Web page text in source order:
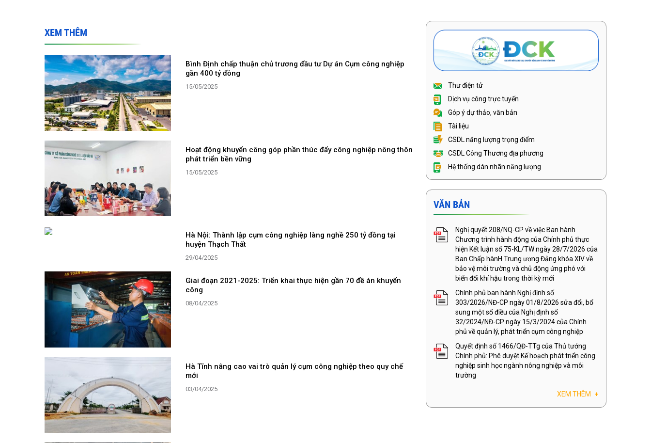
XEM THÊM
Bình Định chấp thuận chủ trương đầu tư Dự án Cụm công nghiệp
gần 400 tỷ đồng
15/05/2025
Hoạt động khuyến công góp phần thúc đẩy công nghiệp nông thôn
phát triển bền vững
15/05/2025
Hà Nội: Thành lập cụm công nghiệp làng nghề 250 tỷ đồng tại
huyện Thạch Thất
29/04/2025
Giai đoạn 2021-2025: Triển khai thực hiện gần 70 đề án khuyến
công
08/04/2025
Hà Tĩnh nâng cao vai trò quản lý cụm công nghiệp theo quy chế
mới
03/04/2025
Thư điện tử
Dịch vụ công trực tuyến
Góp ý dự thảo, văn bản
Tài liệu
CSDL năng lượng trọng điểm
CSDL Công Thương địa phương
Hệ thống dán nhãn năng lượng
VĂN BẢN
Nghị quyết 208/NQ-CP về việc Ban hành
Chương trình hành động của Chính phủ thực
hiện Kết luận số 75-KL/TW ngày 28/7/2026 của
Ban Chấp hànH Trung ương Đảng khóa XIV về
bảo vệ môi trường và chủ động ứng phó với
biến đổi khí hậu trong thời kỳ mới
Chính phủ ban hành Nghị định số
303/2026/NĐ-CP ngày 01/8/2026 sửa đổi, bổ
sung một số điều của Nghị định số
32/2024/NĐ-CP ngày 15/3/2024 của Chính
phủ về quản lý, phát triển cụm công nghiệp
Quyết định số 1466/QĐ-TTg của Thủ tướng
Chính phủ: Phê duyệt Kế hoạch phát triển công
nghiệp sinh học ngành nông nghiệp và môi
trường
XEM THÊM +